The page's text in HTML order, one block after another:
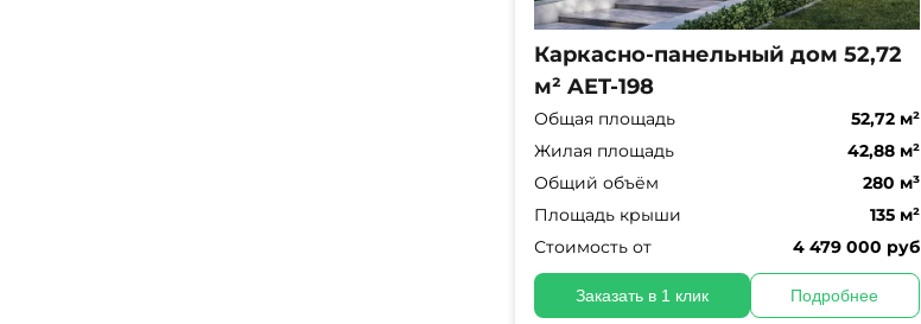
Каркасно-панельный дом 52,72
м² AET-198
Общая площадь
52,72 м²
Жилая площадь
42,88 м²
Общий объём
280 м³
Площадь крыши
135 м²
Стоимость от
4 479 000 руб
Заказать в 1 клик Подробнее